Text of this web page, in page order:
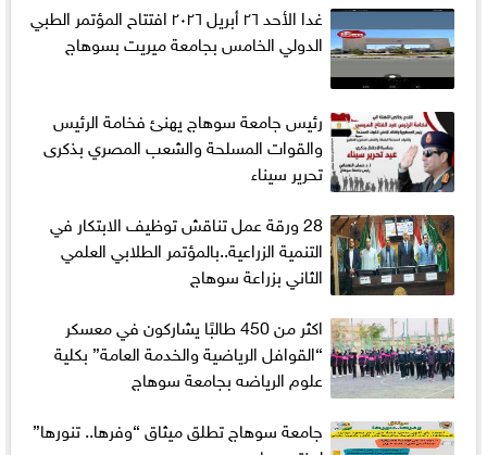
غدا الأحد ٢٦ أبريل ٢٠٢٦ افتتاح المؤتمر الطبي
الدولي الخامس بجامعة ميريت بسوهاج
رئيس جامعة سوهاج يهنئ فخامة الرئيس
والقوات المسلحة والشعب المصري بذكرى
تحرير سيناء
28 ورقة عمل تناقش توظيف الابتكار في
التنمية الزراعية..بالمؤتمر الطلابي العلمي
الثاني بزراعة سوهاج
اكثر من 450 طالبًا يشاركون في معسكر
“القوافل الرياضية والخدمة العامة” بكلية
علوم الرياضه بجامعة سوهاج
جامعة سوهاج تطلق ميثاق “وفرها.. تنورها”